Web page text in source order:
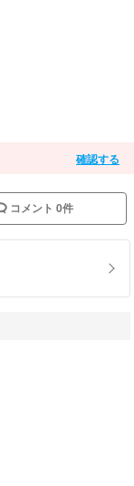
確認する
コメント 0件